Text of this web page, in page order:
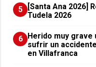
5
[Santa Ana 2026]
Tudela 2026
6
Herido muy grave
sufrir un
en Villafranca